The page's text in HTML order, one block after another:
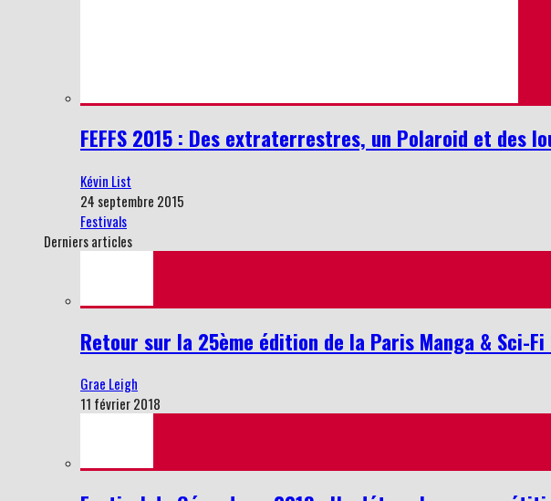
FEFFS 2015 : Des extraterrestres, un Polaroid et des
Kévin List
24 septembre 2015
Festivals
Derniers articles
Retour sur la 25ème édition de la Paris Manga & Sci-Fi
Grae Leigh
11 février 2018